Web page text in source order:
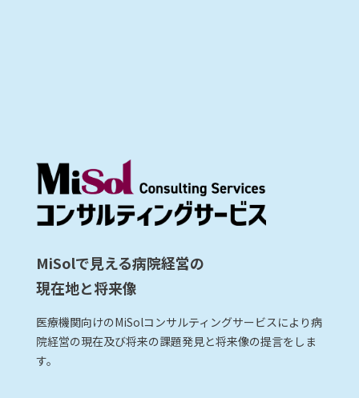
MiSolで見える病院経営の
現在地と将来像
医療機関向けのMiSolコンサルティングサービスにより病
院経営の現在及び将来の課題発見と将来像の提言をしま
す。